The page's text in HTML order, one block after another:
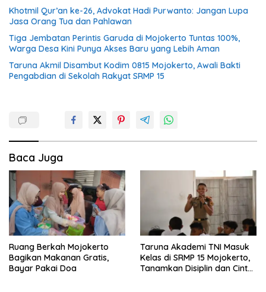
Khotmil Qur’an ke-26, Advokat Hadi Purwanto: Jangan Lupa
Jasa Orang Tua dan Pahlawan
Tiga Jembatan Perintis Garuda di Mojokerto Tuntas 100%,
Warga Desa Kini Punya Akses Baru yang Lebih Aman
Taruna Akmil Disambut Kodim 0815 Mojokerto, Awali Bakti
Pengabdian di Sekolah Rakyat SRMP 15
Baca Juga
Ruang Berkah Mojokerto
Bagikan Makanan Gratis,
Bayar Pakai Doa
Taruna Akademi TNI Masuk
Kelas di SRMP 15 Mojokerto,
Tanamkan Disiplin dan Cinta